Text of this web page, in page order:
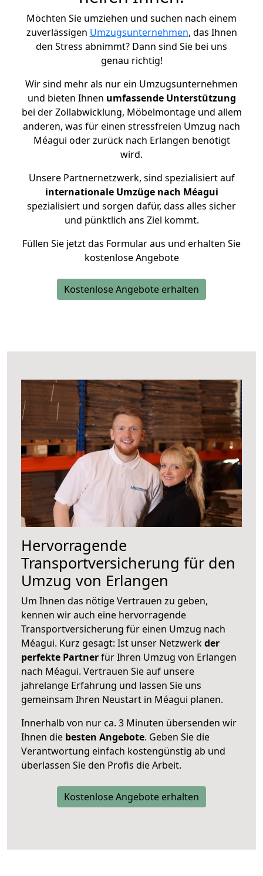
Möchten Sie umziehen und suchen nach einem
zuverlässigen Umzugsunternehmen, das Ihnen
den Stress abnimmt? Dann sind Sie bei uns
genau richtig!
Wir sind mehr als nur ein Umzugsunternehmen
und bieten Ihnen umfassende Unterstützung
bei der Zollabwicklung, Möbelmontage und allem
anderen, was für einen stressfreien Umzug nach
Méagui oder zurück nach Erlangen benötigt
wird.
Unsere Partnernetzwerk, sind spezialisiert auf
internationale Umzüge nach Méagui
spezialisiert und sorgen dafür, dass alles sicher
und pünktlich ans Ziel kommt.
Füllen Sie jetzt das Formular aus und erhalten Sie
kostenlose Angebote
Kostenlose Angebote erhalten
Hervorragende
Transportversicherung für den
Umzug von Erlangen
Um Ihnen das nötige Vertrauen zu geben,
kennen wir auch eine hervorragende
Transportversicherung für einen Umzug nach
Méagui. Kurz gesagt: Ist unser Netzwerkder
perfekte Partnerfür Ihren Umzug von Erlangen
nach Méagui. Vertrauen Sie auf unsere
jahrelange Erfahrung und lassen Sie uns
gemeinsam Ihren Neustart in Méagui planen.
Innerhalb von nur ca. 3 Minuten übersenden wir
Ihnen die besten Angebote. Geben Sie die
Verantwortung einfach kostengünstig ab und
überlassen Sie den Profis die Arbeit.
Kostenlose Angebote erhalten